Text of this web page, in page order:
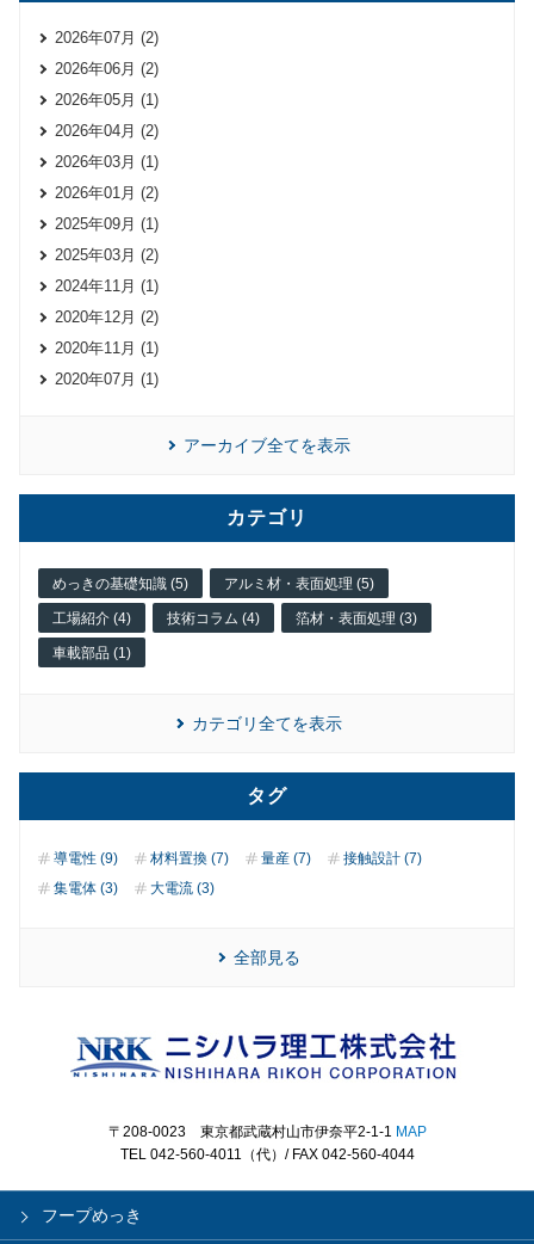
2026年07月 (2)
2026年06月 (2)
2026年05月 (1)
2026年04月 (2)
2026年03月 (1)
2026年01月 (2)
2025年09月 (1)
2025年03月 (2)
2024年11月 (1)
2020年12月 (2)
2020年11月 (1)
2020年07月 (1)
アーカイブ全てを表示
カテゴリ
めっきの基礎知識 (5) アルミ材・表面処理 (5)
工場紹介 (4) 技術コラム (4) 箔材・表面処理 (3)
車載部品 (1)
カテゴリ全てを表示
タグ
導電性 (9) 材料置換 (7) 量産 (7)
接触設計 (7)
集電体 (3)
大電流 (3)
全部見る
〒208-0023 東京都武蔵村山市伊奈平2-1-1 MAP
TEL 042-560-4011（代）/ FAX 042-560-4044
フープめっき